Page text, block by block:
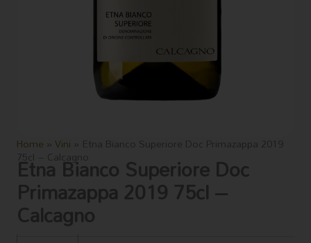
Home » Vini » Etna Bianco Superiore Doc Primazappa 2019
75cl – Calcagno
Etna Bianco Superiore Doc
Primazappa 2019 75cl –
Calcagno